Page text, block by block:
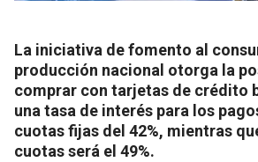
La iniciativa de fomento al
producción nacional otorga la
comprar con tarjetas de crédito
una tasa de interés para los
cuotas fijas del 42%, mientras
cuotas será el 49%.